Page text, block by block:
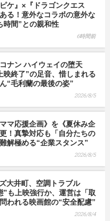
ケ』×『ドラゴンクエス
る！意外なコラボの意外な
時間”との親和性
6時間前
ナン ハイウェイの堕天
映終了”の足音、惜しまれる
“毛利蘭の最後の姿”
2026/8/5
ママ応援企画》を《夏休み企
！真摯対応も「自分たちの
解極める“企業スタンス”
2026/8/5
大井町、空調トラブル
”も上映強行か、運営は「取
われる映画館の“安全配慮”
2026/8/4